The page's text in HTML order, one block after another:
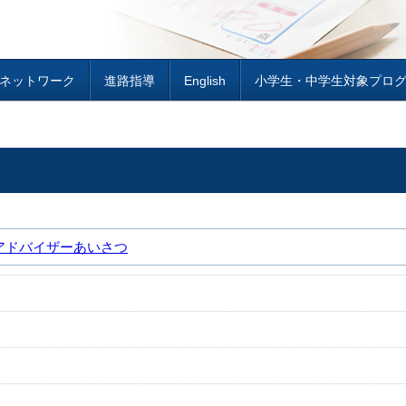
ットワーク 進路指導 English 小学生・中学生対象プロ
ドバイザーあいさつ